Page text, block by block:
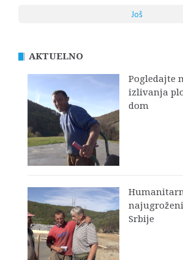
Još
AKTUELNO
Pogledajte
izlivanja
dom
Srbije